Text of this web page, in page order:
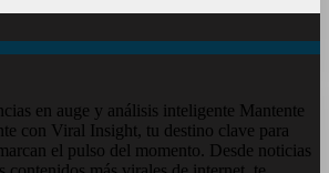
vibrante y ¡más!
en auge y análisis inteligente Mantente
con Viral Insight, tu destino clave para
el pulso del momento. Desde noticias